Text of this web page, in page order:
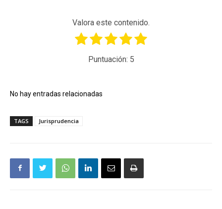
Valora este contenido.
Puntuación: 5
No hay entradas relacionadas
TAGS Jurisprudencia